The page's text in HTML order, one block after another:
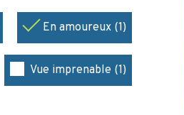
En amoureux (1)
Vue imprenable (1)